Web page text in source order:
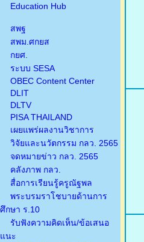
Education Hub
สพฐ
สพม.ศกยส
กยศ.
ระบบ SESA
OBEC Content Center
DLIT
DLTV
PISA THAILAND
เผยแพร่ผลงานวิชาการ
วิจัยและนวัตกรรม กลว. 2565
จดหมายข่าว กลว. 2565
คลังภาพ กลว.
สื่อการเรียนรู้ครูณัฐพล
พระบรมราโชบายด้านการ
ศึกษา ร.10
รับฟังความคิดเห็น/ข้อเสนอ
แนะ